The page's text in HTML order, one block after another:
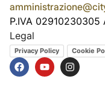
P.IVA
Legal
Privacy Policy Cookie